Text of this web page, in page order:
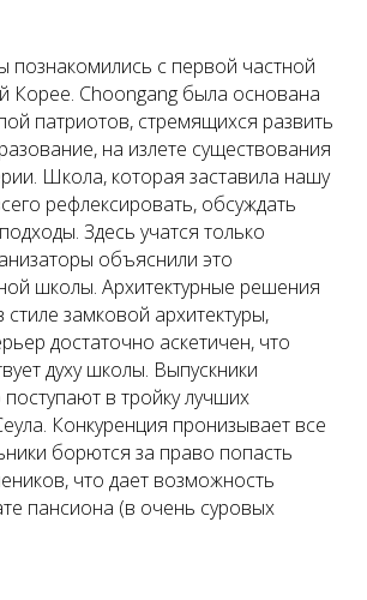
познакомились с первой частной
Choongang была основана
патриотов, стремящихся развить
на излете существования
Школа, которая заставила нашу
рефлексировать, обсуждать
Здесь учатся только
объяснили это
школы. Архитектурные решения
замковой архитектуры,
достаточно аскетичен, что
духу школы. Выпускники
в тройку лучших
Конкуренция пронизывает все
борются за право попасть
что дает возможность
пансиона (в очень суровых